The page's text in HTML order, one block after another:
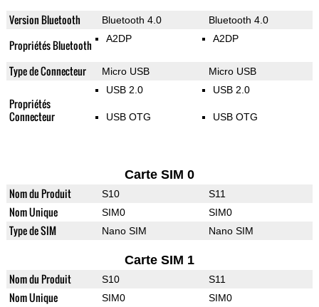
Version Bluetooth Bluetooth 4.0 Bluetooth 4.0
Propriétés Bluetooth A2DP A2DP
Type de Connecteur Micro USB Micro USB
Propriétés
Connecteur
USB 2.0
USB OTG
USB 2.0
USB OTG
Carte SIM 0
Nom du Produit S10 S11
Nom Unique SIM0 SIM0
Type de SIM Nano SIM Nano SIM
Carte SIM 1
Nom du Produit S10 S11
Nom Unique SIM0 SIM0